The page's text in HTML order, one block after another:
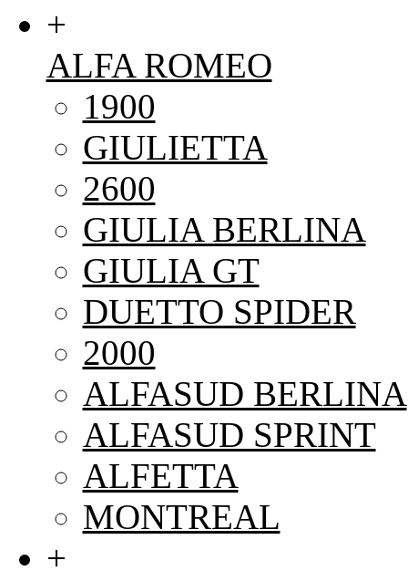
+
ALFA ROMEO
1900
GIULIETTA
2600
GIULIA BERLINA
GIULIA GT
DUETTO SPIDER
2000
ALFASUD BERLINA
ALFASUD SPRINT
ALFETTA
MONTREAL
+